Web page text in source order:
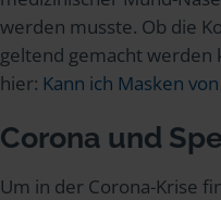
werden musste. Ob die
geltend gemacht werden
hier: Kann ich Masken
Corona und
Um in der Corona-Krise